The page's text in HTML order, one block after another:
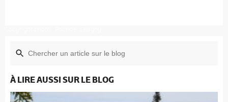
À LIRE AUSSI SUR LE BLOG